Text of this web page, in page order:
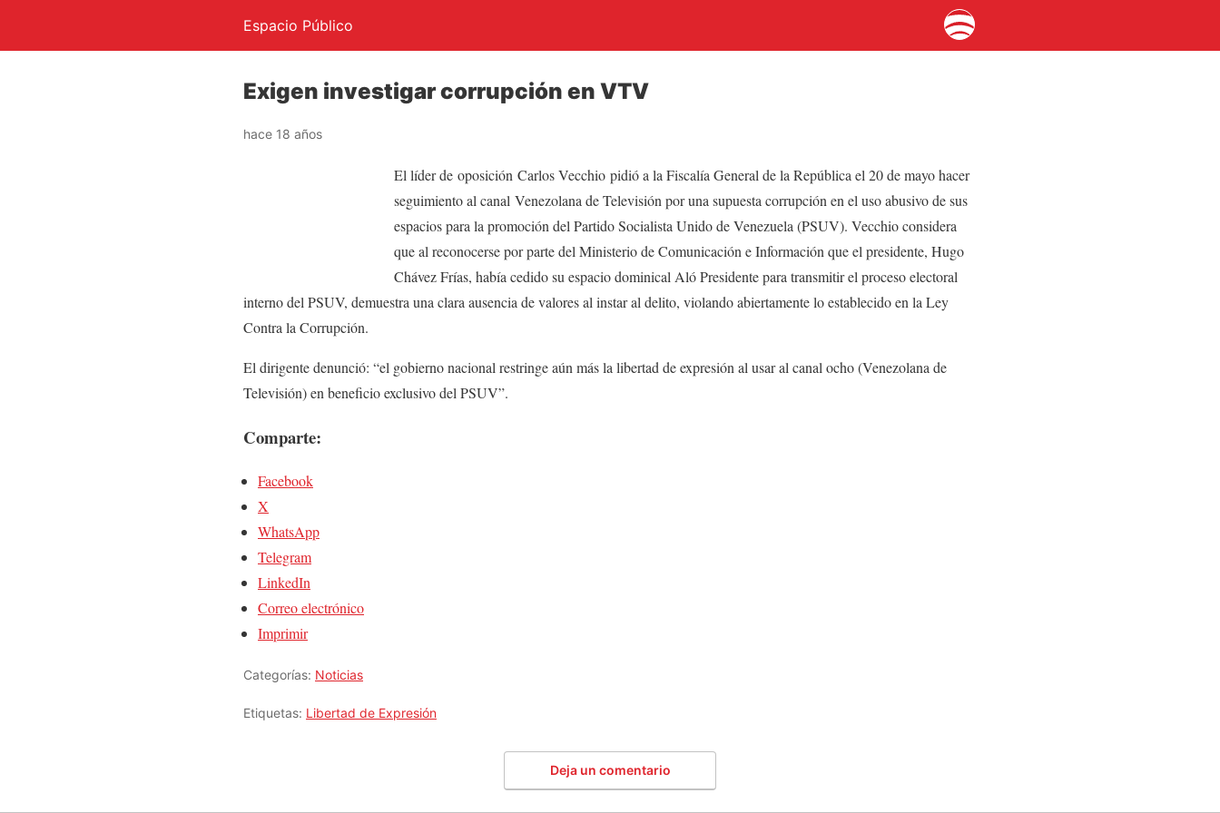
Espacio Público
Exigen investigar corrupción en VTV
hace 18 años
El líder de oposición Carlos Vecchio pidió a la Fiscalía General de la República el 20 de mayo hacer
seguimiento al canal Venezolana de Televisión por una supuesta corrupción en el uso abusivo de sus
espacios para la promoción del Partido Socialista Unido de Venezuela (PSUV). Vecchio considera
que al reconocerse por parte del Ministerio de Comunicación e Información que el presidente, Hugo
Chávez Frías, había cedido su espacio dominical Aló Presidente para transmitir el proceso electoral
interno del PSUV, demuestra una clara ausencia de valores al instar al delito, violando abiertamente lo establecido en la Ley
Contra la Corrupción.
El dirigente denunció: “el gobierno nacional restringe aún más la libertad de expresión al usar al canal ocho (Venezolana de
Televisión) en beneficio exclusivo del PSUV”.
Comparte:
Facebook
X
WhatsApp
Telegram
LinkedIn
Correo electrónico
Imprimir
Categorías: Noticias
Etiquetas: Libertad de Expresión
Deja un comentario